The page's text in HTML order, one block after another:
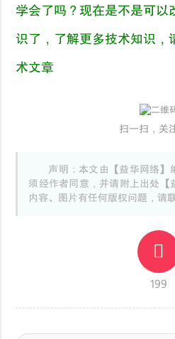
学会了吗？现在是不是可以
识了，了解更多技术知识，
术文章
扫一扫，关
声明：本文由【益华网络】
须经作者同意，并请附上出处【
内容、图片有任何版权问题，请
199